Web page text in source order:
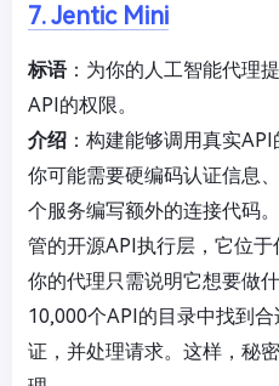
7. Jentic Mini
标语：为你的人工智能代理
API的权限。
介绍 ：构建能够调用真实
你可能需要硬编码认证信息
个服务编写额外的连接代码
管的开源API执行层，它位于
你的代理只需说明它想要做
10,000个API的目录中找到
证，并处理请求。这样，秘